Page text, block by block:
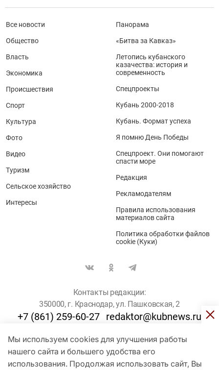
Мы используем cookies для улучшения работы
нашего сайта и большего удобства его
использования. Продолжая использовать сайт, Вы
Все новости
Общество
Власть
Экономика
Происшествия
Спорт
Культура
Фото
Видео
Туризм
Сельское хозяйство
Интересы
Панорама
«Битва за Кавказ»
Летопись кубанского
казачества: история и
современность
Спецпроекты
Кубань 2000-2018
Кубань. Формат успеха
Я помню День Победы
Спецпроект. Они помогают
спасти море
Редакция
Рекламодателям
Правила использования
материалов сайта
Политика обработки файлов
cookie (Куки)
Контакты редакции:
350000, г. Краснодар, ул. Пашковская, 2
+7 (861) 259-60-27 redaktor@kubnews.ru
Для пользователей старше 16 лет
© Кубанские Новости, 2017